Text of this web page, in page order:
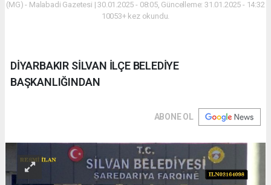
(MG) - Malabadi Gazetesi | 30.01.2025 - 08:05, Güncelleme: 31.01.2025 - 14:32
10053+ kez okundu.
DİYARBAKIR SİLVAN İLÇE BELEDİYE
BAŞKANLIĞINDAN
ABONE OL